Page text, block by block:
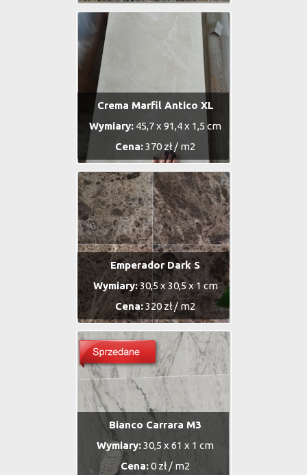
Crema Marfil Antico XL
Wymiary: 45,7 x 91,4 x 1,5 cm
Cena:370 zł / m2
Emperador Dark S
Wymiary:30,5 x 30,5 x 1 cm
Cena:320 zł / m2
Bianco Carrara M3
Wymiary:30,5 x 61 x 1 cm
Cena:0 zł / m2